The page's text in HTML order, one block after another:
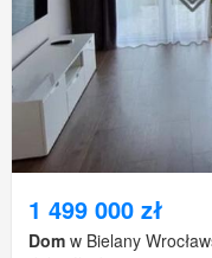
1 499 000 zł
Dom w Bielany